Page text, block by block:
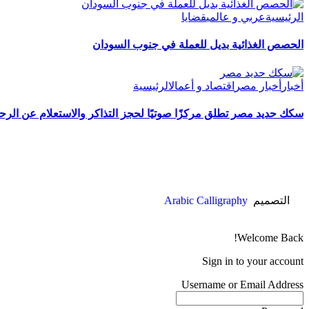
الرئيسيةعربي و عالميقضايا
الحصص الغذائية بديل للعملة في جنوب السودان
أخبار أخبار مصر اقتصاد و أعمالالرئيسية
سكك حديد مصر تطلق مركزًا صوتيًا لحجز التذاكر والاستعلام عن
التصميم Arabic Calligraphy
Welcome Back!
Sign in to your account
Username or Email Address